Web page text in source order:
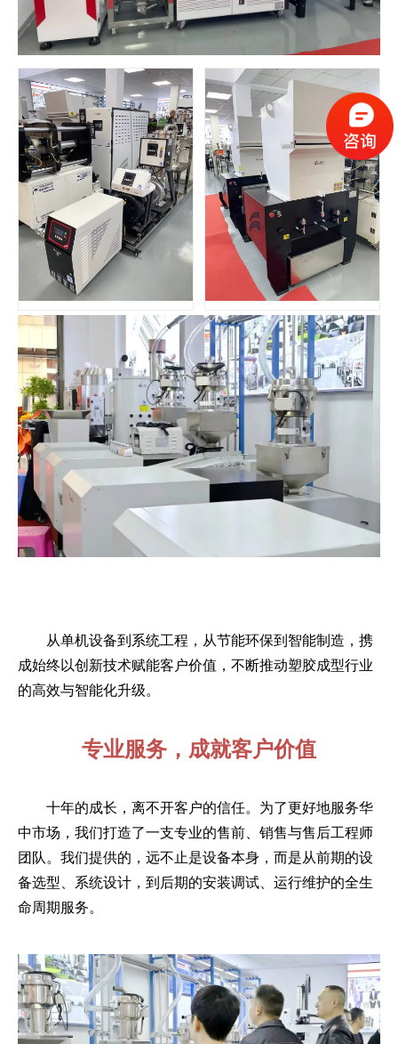
从单机设备到系统工程，从节能环保到智能制造，携
成始终以创新技术赋能客户价值，不断推动塑胶成型行业
的高效与智能化升级。
专业服务，成就客户价值
十年的成长，离不开客户的信任。为了更好地服务华
中市场，我们打造了一支专业的售前、销售与售后工程师
团队。我们提供的，远不止是设备本身，而是从前期的设
备选型、系统设计，到后期的安装调试、运行维护的全生
命周期服务。